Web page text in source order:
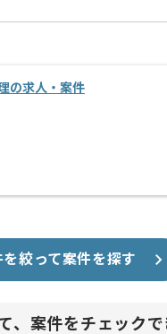
の求人・案件
を絞って案件を探す
、案件をチェックで